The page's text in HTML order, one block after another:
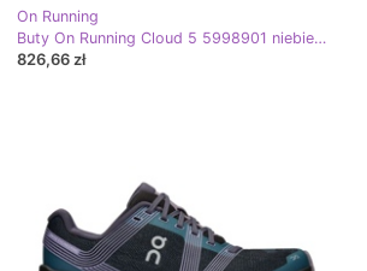
On Running
Buty On Running Cloud 5 5998901 niebieskie
826,66 zł